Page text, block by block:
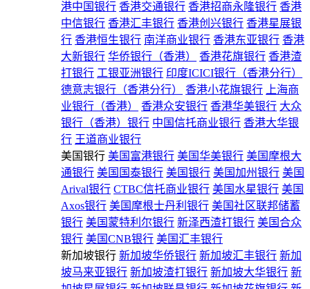
港中国银行 香港交通银行 香港招商永隆银行 香港
中信银行 香港汇丰银行 香港创兴银行 香港星展银
行 香港恒生银行 南洋商业银行 香港东亚银行 香港
大新银行 华侨银行（香港） 香港花旗银行 香港渣
打银行 工银亚洲银行 印度ICICI银行（香港分行）
德意志银行（香港分行）
香港小花旗银行
上海商
业银行（香港）
香港众安银行 香港华美银行 大众
银行（香港）银行 中国信托商业银行 香港大华银
行 王道商业银行
美国银行 美国富港银行 美国华美银行 美国摩根大
通银行 美国国泰银行 美国银行 美国加州银行 美国
Arival银行 CTBC信托商业银行 美国水星银行 美国
Axos银行 美国摩根士丹利银行 美国社区联邦储蓄
银行 美国蒙特利尔银行 新泽西渣打银行 美国合众
银行 美国CNB银行 美国汇丰银行
新加坡银行 新加坡华侨银行 新加坡汇丰银行 新加
坡马来亚银行 新加坡渣打银行 新加坡大华银行 新